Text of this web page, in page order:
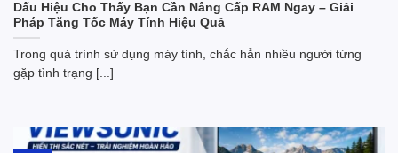
Dấu Hiệu Cho Thấy Bạn Cần Nâng Cấp RAM Ngay – Giải
Pháp Tăng Tốc Máy Tính Hiệu Quả
Trong quá trình sử dụng máy tính, chắc hẳn nhiều người từng
gặp tình trạng [...]